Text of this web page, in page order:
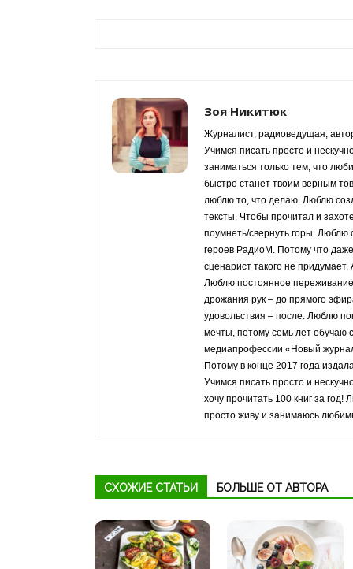
Зоя Никитюк
Журналист, радиоведущая,
Учимся писать просто и
заниматься только тем, что
быстро станет твоим верным
люблю то, что делаю. Люблю
тексты. Чтобы прочитал и
поумнеть/свернуть горы. Люблю
героев РадиоМ. Потому что
сценарист такого не
Люблю постоянное
дрожания рук – до прямого
удовольствия – после. Люблю
мечты, потому семь лет обучаю
медиапрофессии «Новый
Потому в конце 2017 года
Учимся писать просто и
хочу прочитать 100 книг за
просто живу и занимаюсь
СХОЖИЕ СТАТЬИ БОЛЬШЕ ОТ АВТОРА